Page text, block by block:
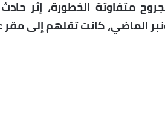
متفاوتة الخطورة، إثر
الماضي، كانت تقلهم إلى